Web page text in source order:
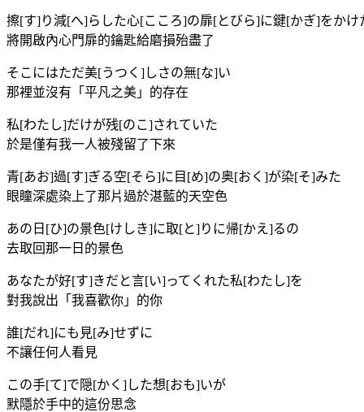
擦[す]り減[へ]らした心[こころ]の扉[とびら]に鍵[かぎ]をかけ
將開啟內心門扉的鑰匙給磨損殆盡了
そこにはただ美[うつく]しさの無[な]い
那裡並沒有「平凡之美」的存在
私[わたし]だけが残[のこ]されていた
於是僅有我一人被殘留了下來
青[あお]過[す]ぎる空[そら]に目[め]の奥[おく]が染[そ]みた
眼瞳深處染上了那片過於湛藍的天空色
あの日[ひ]の景色[けしき]に取[と]りに帰[かえ]るの
去取回那一日的景色
あなたが好[す]きだと言[い]ってくれた私[わたし]を
對我說出「我喜歡你」的你
誰[だれ]にも見[み]せずに
不讓任何人看見
この手[て]で隠[かく]した想[おも]いが
默隱於手中的這份思念